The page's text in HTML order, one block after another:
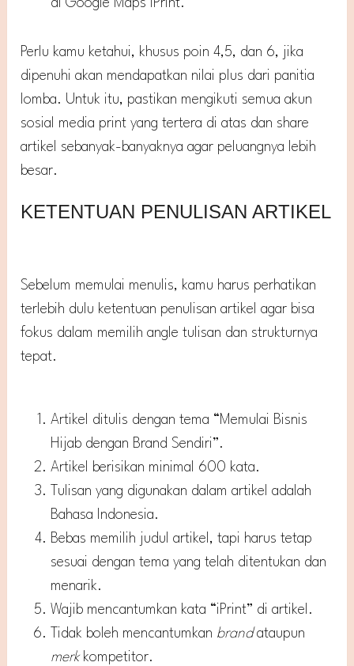
di Google Maps iPrint.
Perlu kamu ketahui, khusus poin 4,5, dan 6, jika
dipenuhi akan mendapatkan nilai plus dari panitia
lomba. Untuk itu, pastikan mengikuti semua akun
sosial media print yang tertera di atas dan share
artikel sebanyak-banyaknya agar peluangnya lebih
besar.
KETENTUAN PENULISAN ARTIKEL
Sebelum memulai menulis, kamu harus perhatikan
terlebih dulu ketentuan penulisan artikel agar bisa
fokus dalam memilih angle tulisan dan strukturnya
tepat.
Artikel ditulis dengan tema “Memulai Bisnis
Hijab dengan Brand Sendiri”.
Artikel berisikan minimal 600 kata.
Tulisan yang digunakan dalam artikel adalah
Bahasa Indonesia.
Bebas memilih judul artikel, tapi harus tetap
sesuai dengan tema yang telah ditentukan dan
menarik.
Wajib mencantumkan kata “iPrint” di artikel.
Tidak boleh mencantumkan brandataupun
merk kompetitor.